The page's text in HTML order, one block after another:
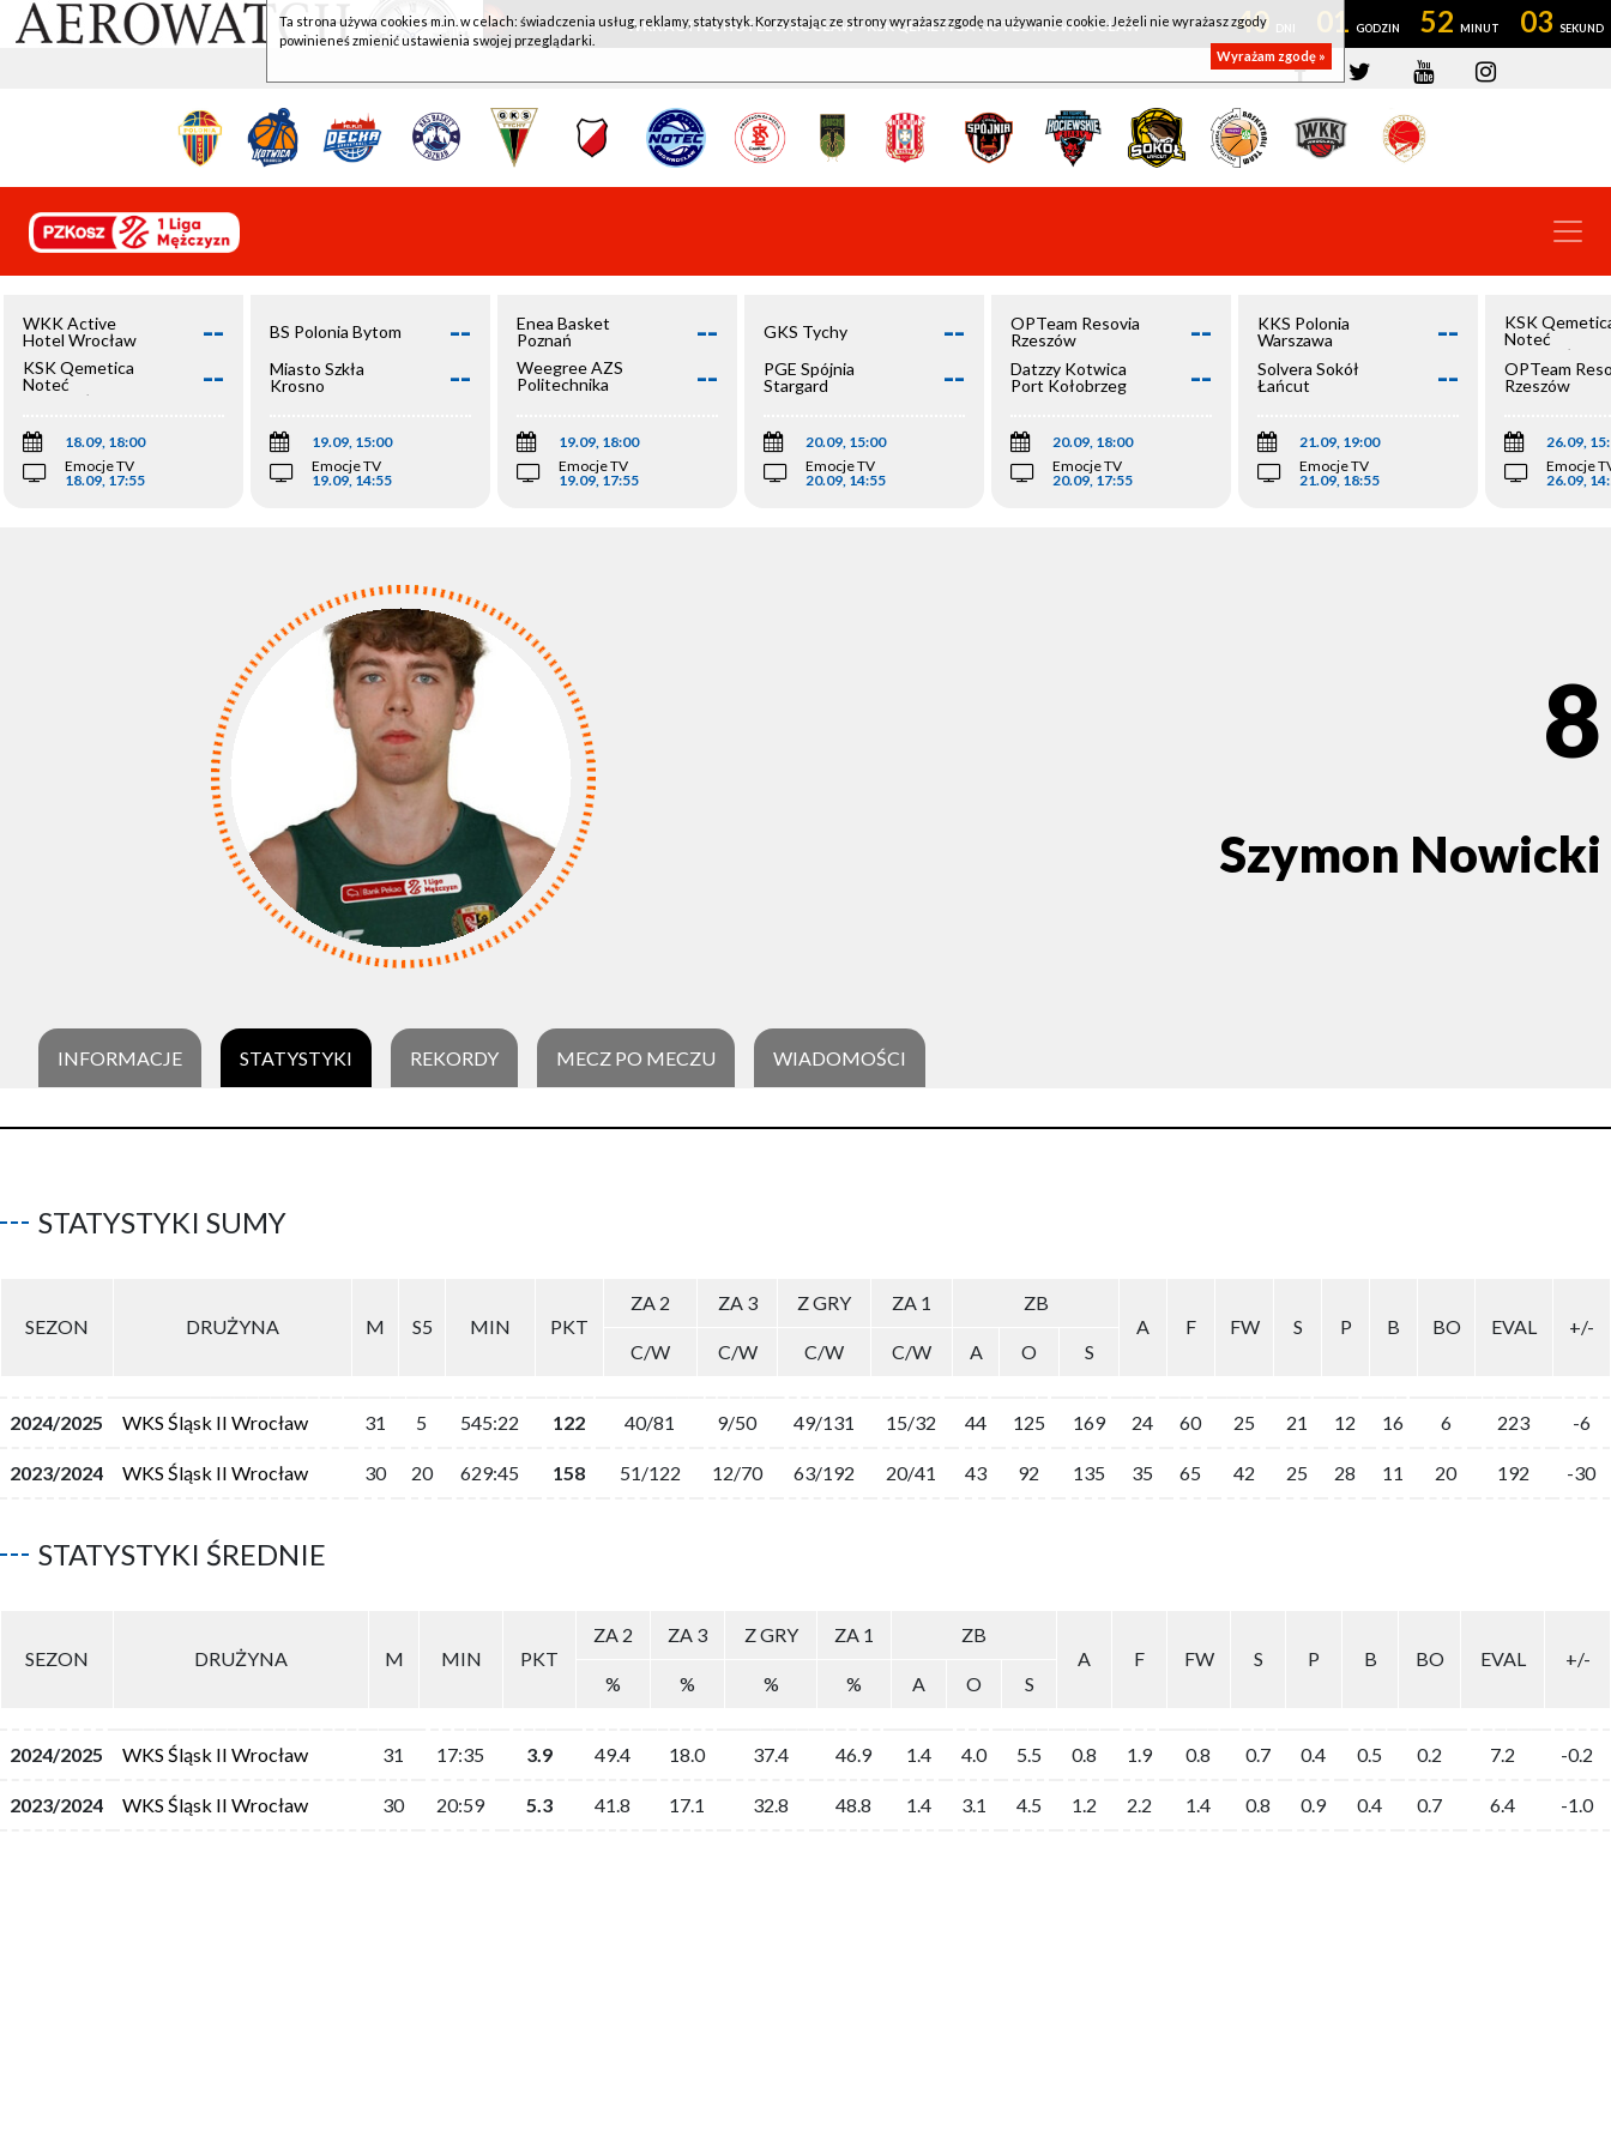
WKK ACTIVE HOTEL WROCŁAW - KSK QEMETICA NOTEĆ INOWROCŁAW 40 01 52 03
WKK Active
Hotel Wrocław
--
KSK Qemetica
Noteć
Inowrocław
--
18.09, 18:00
Emocje TV
18.09, 17:55
BS Polonia Bytom --
Miasto Szkła
Krosno
--
19.09, 15:00
Emocje TV
19.09, 14:55
Enea Basket
Poznań
--
Weegree AZS
Politechnika
--
19.09, 18:00
Emocje TV
19.09, 17:55
GKS Tychy --
PGE Spójnia
Stargard
--
20.09, 15:00
Emocje TV
20.09, 14:55
OPTeam Resovia
Rzeszów
--
Datzzy Kotwica
Port Kołobrzeg
--
20.09, 18:00
Emocje TV
20.09, 17:55
KKS Polonia
Warszawa
--
Solvera Sokół
Łańcut
--
21.09, 19:00
Emocje TV
21.09, 18:55
KSK
Noteć
Inowrocław
OPTeam
Rzeszów
26.09,
Emocje
26.09,
8
Szymon Nowicki
INFORMACJE STATYSTYKI REKORDY MECZ PO MECZU WIADOMOŚCI
STATYSTYKI SUMY
SEZON DRUŻYNA M S5 MIN PKT
ZA 2 ZA 3 Z GRY ZA 1
ZB
A
F FW S P B BO EVAL
+/-
C/W
C/W C/W C/W A O S
2024/2025 WKS Śląsk II Wrocław 31 5 545:22 122 40/81 9/50 49/131 15/32 44 125 169 24 60 25 21 12 16 6 223 -6
2023/2024 WKS Śląsk II Wrocław 30 20 629:45 158 51/122 12/70 63/192 20/41 43 92 135 35 65 42 25 28 11 20 192 -30
STATYSTYKI ŚREDNIE
SEZON DRUŻYNA M MIN PKT
ZA 2 ZA 3 Z GRY ZA 1
ZB
A
F FW S P B BO EVAL
+/-
%
% % % A O S
2024/2025 WKS Śląsk II Wrocław 31 17:35 3.9 49.4 18.0 37.4 46.9 1.4 4.0 5.5 0.8 1.9 0.8 0.7 0.4 0.5 0.2 7.2 -0.2
2023/2024 WKS Śląsk II Wrocław 30 20:59 5.3 41.8 17.1 32.8 48.8 1.4 3.1 4.5 1.2 2.2 1.4 0.8 0.9 0.4 0.7 6.4 -1.0
Ta strona używa cookies m.in. w celach: świadczenia usług, reklamy, statystyk. Korzystając ze strony wyrażasz zgodę na używanie cookie. Jeżeli nie wyrażasz zgody
powinieneś zmienić ustawienia swojej przeglądarki.
Wyrażam zgodę »